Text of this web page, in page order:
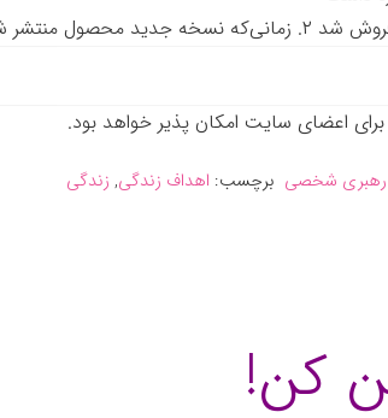
اعضای سایت امکان پذیر خواهد بود.
رهبری شخصی برچسب: اهداف زندگی, زندگی
کن!